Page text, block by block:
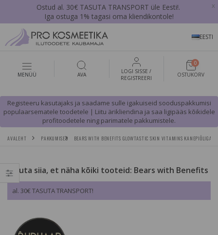
Ostud al. 30€ TASUTA TRANSPORT üle Eesti!.
Iga ostuga 1% tagasi oma kliendikontole!
x
EESTI
MENÜÜ AVA
LOGI SISSE /
REGISTREERI
0
OSTUKORV
Registeeru kasutajaks ja saadame sulle igakuiseid sooduspakkumisi
populaarsematele toodetele | Liitu ärikliendina ja saa ligipääs kõikidele
profitoodetele ning parimatele pakkumistele.
AVALEHT PAKKUMISED BEARS WITH BENEFITS GLOWTASTIC SKIN VITAMINS KANEPIÕLIGA
Vajuta siia, et näha kõiki tooteid: Bears with Benefits
al. 30€ TASUTA TRANSPORT!